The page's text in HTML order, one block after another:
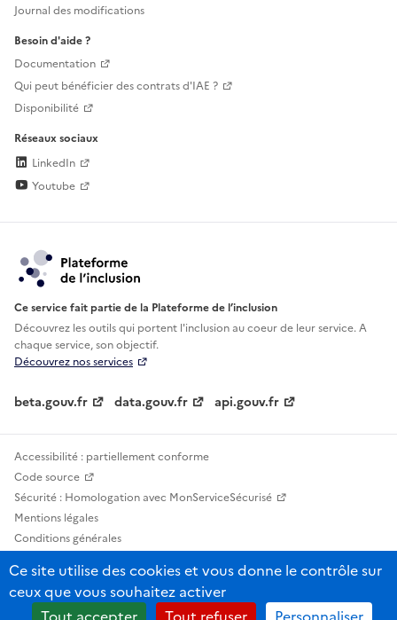
Journal des modifications
Besoin d'aide ?
Documentation
Qui peut bénéficier des contrats d'IAE ?
Disponibilité
Réseaux sociaux
LinkedIn
Youtube
Ce service fait partie de la Plateforme de l’inclusion
Découvrez les outils qui portent l'inclusion aucoeur de leur service. A
chaque service, son objectif.
Découvrez nos services
beta.gouv.fr data.gouv.fr api.gouv.fr
Accessibilité : partiellement conforme
Code source
Sécurité : Homologation avec MonServiceSécurisé
Mentions légales
Conditions générales
Statistiques, lexiques et indicateurs
Sauf mention contraire, tous les contenus de ce site sont sous licence
etalab-2.0
Ce site utilise des cookies et vous donne le contrôle sur
ceux que vous souhaitez activer